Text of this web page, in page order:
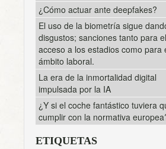
¿Cómo actuar ante deepfakes?
El uso de la biometría sigue
disgustos; sanciones tanto para el
acceso a los estadios como para
ámbito laboral.
La era de la inmortalidad digital
impulsada por la IA
¿Y si el coche fantástico tuviera
cumplir con la normativa
ETIQUETAS